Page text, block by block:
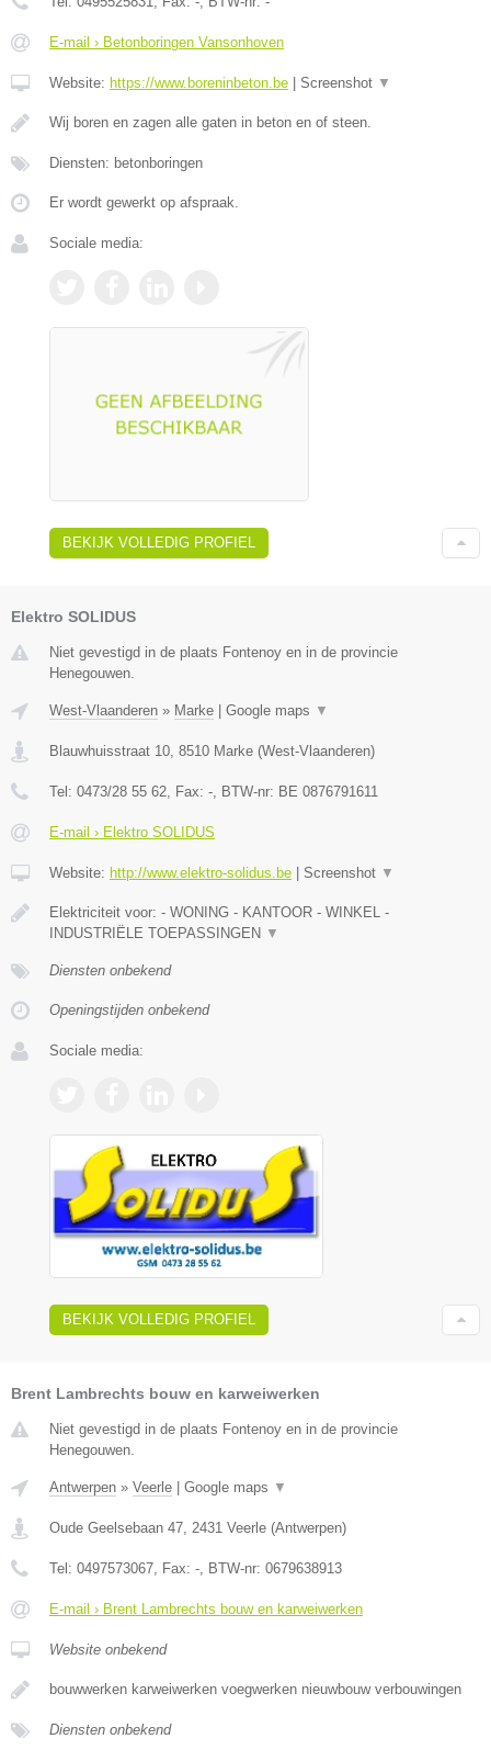
E-mail › Betonboringen Vansonhoven
Website: https://www.boreninbeton.be Screenshot ▼
Wij boren en zagen alle gaten in beton en of steen.
Diensten: betonboringen
Er wordt gewerkt op afspraak.
Sociale media:
BEKIJK VOLLEDIG PROFIEL
Elektro SOLIDUS
Niet gevestigd in de plaats Fontenoy en in de provincie
Henegouwen.
West-Vlaanderen » Marke Google maps ▼
Blauwhuisstraat 10, 8510 Marke (West-Vlaanderen)
Tel: 0473/28 55 62, Fax: -, BTW-nr: BE 0876791611
E-mail › Elektro SOLIDUS
Website: http://www.elektro-solidus.be Screenshot ▼
Elektriciteit voor: - WONING - KANTOOR - WINKEL -
INDUSTRIËLE TOEPASSINGEN ▼
Diensten onbekend
Openingstijden onbekend
Sociale media:
BEKIJK VOLLEDIG PROFIEL
Brent Lambrechts bouw en karweiwerken
Niet gevestigd in de plaats Fontenoy en in de provincie
Henegouwen.
Antwerpen » Veerle Google maps ▼
Oude Geelsebaan 47, 2431 Veerle (Antwerpen)
Tel: 0497573067, Fax: -, BTW-nr: 0679638913
E-mail › Brent Lambrechts bouw en karweiwerken
Website onbekend
bouwwerken karweiwerken voegwerken nieuwbouw verbouwingen
Diensten onbekend